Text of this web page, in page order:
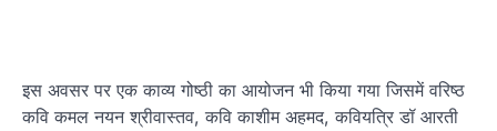
इस अवसर पर एक काव्य गोष्ठी का आयोजन भी किया गया जिसमें वरिष्ठ
कवि कमल नयन श्रीवास्तव, कवि काशीम अहमद, कवियत्रि डॉ आरती